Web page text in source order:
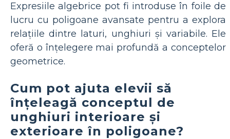
Expresiile algebrice pot fi introduse în foile de
lucru cu poligoane avansate pentru a explora
relațiile dintre laturi, unghiuri și variabile. Ele
oferă o înțelegere mai profundă a conceptelor
geometrice.
Cum pot ajuta elevii să
înțeleagă conceptul de
unghiuri interioare și
exterioare în poligoane?